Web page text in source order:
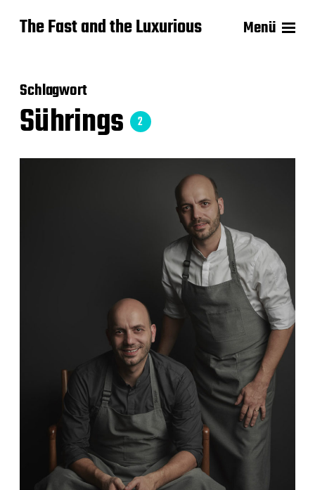
The Fast and the Luxurious Menü
Schlagwort
Sührings 2